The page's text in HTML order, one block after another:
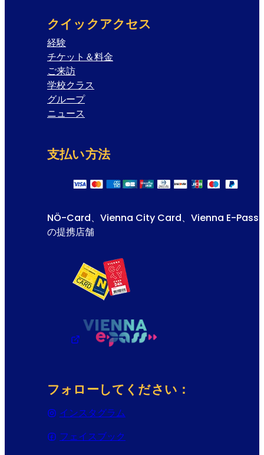
クイックアクセス
経験
チケット＆料金
ご来訪
学校クラス
グループ
ニュース
支払い方法
NÖ-Card、Vienna City Card、Vienna E-Pass
の提携店舗
フォローしてください：
インスタグラム
フェイスブック